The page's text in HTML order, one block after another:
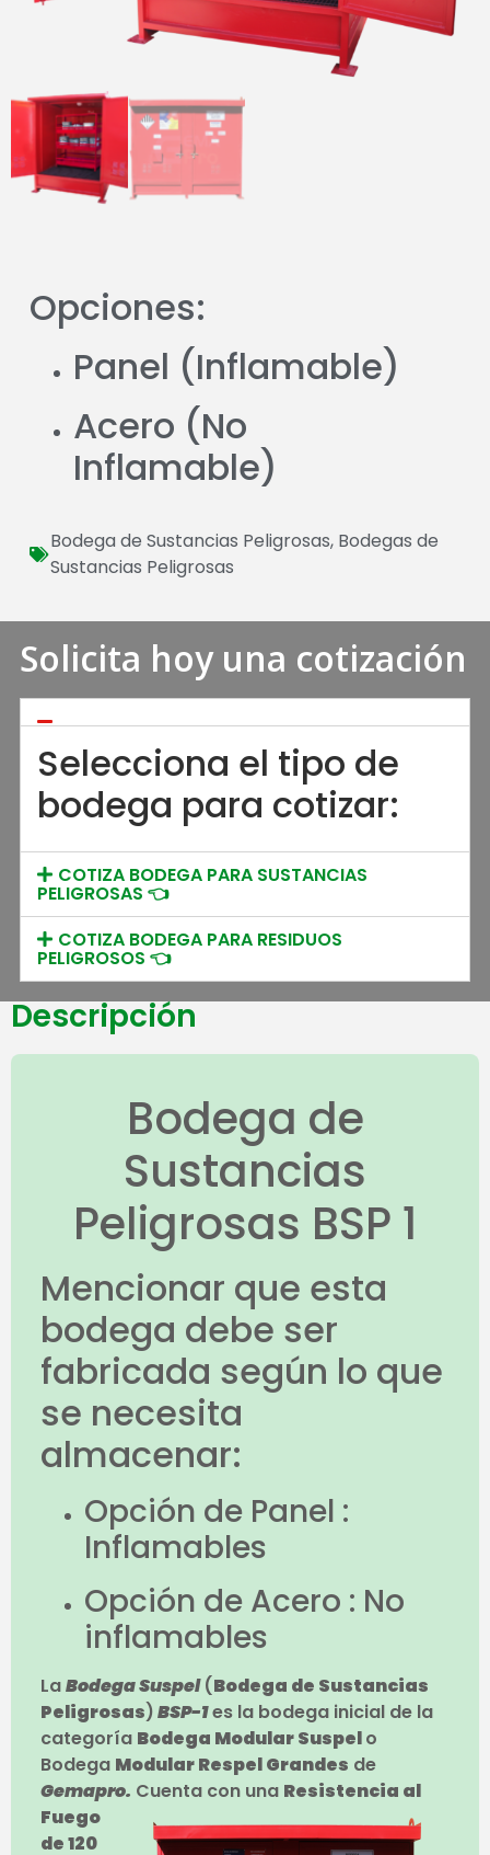
Opciones:
Panel (Inflamable)
Acero (No
Inflamable)
Bodega de Sustancias Peligrosas, Bodegas de
Sustancias Peligrosas
Solicita hoy una cotización
Selecciona el tipo de
bodega para cotizar:
COTIZA BODEGA PARA SUSTANCIAS
PELIGROSAS 👈
COTIZA BODEGA PARA RESIDUOS
PELIGROSOS 👈
Descripción
Bodega de
Sustancias
Peligrosas BSP 1
Mencionar que esta
bodega debe ser
fabricada según lo que
se necesita
almacenar:
Opción de Panel :
Inflamables
Opción de Acero : No
inflamables
LaBodega Suspel(Bodega de Sustancias
Peligrosas)BSP-1es la bodega inicial de la
categoría Bodega Modular Suspelo
Bodega Modular Respel Grandes de
Gemapro. Cuenta con una Resistencia al
Fuego
de 120